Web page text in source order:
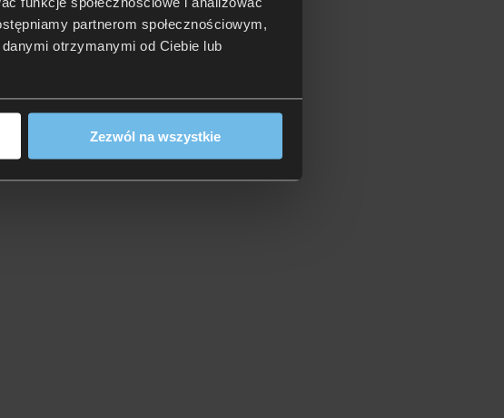
partnerom społecznościowym,
otrzymanymi od Ciebie lub
Zezwól na wszystkie